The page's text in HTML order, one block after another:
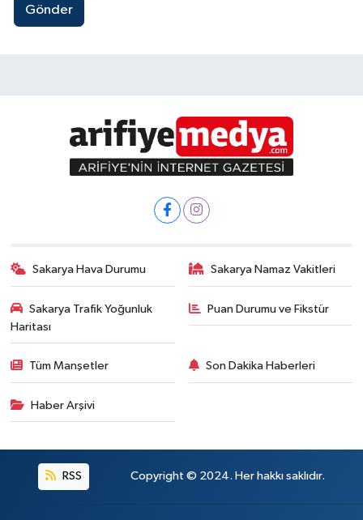
Gönder
Sakarya Hava Durumu Sakarya Namaz Vakitleri
Sakarya Trafik Yoğunluk
Haritası
Puan Durumu ve Fikstür
Tüm Manşetler Son Dakika Haberleri
Haber Arşivi
RSS Copyright © 2024. Her hakkı saklıdır.